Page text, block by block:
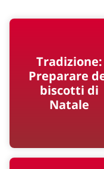
Tradizione:
Preparare
biscotti di
Natale